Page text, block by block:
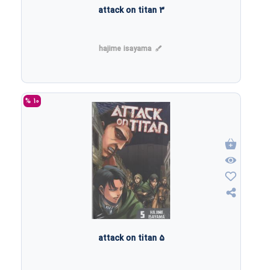
attack on titan 3
hajime isayama
10 %
attack on titan 5